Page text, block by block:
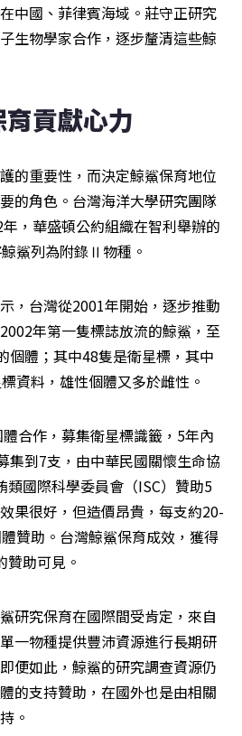
中國、菲律賓海域。莊守正研究
生物學家合作，逐步釐清這些鯨
貢獻心力
的重要性，而決定鯨鯊保育地位
的角色。台灣海洋大學研究團隊
，華盛頓公約組織在智利舉辦的
鯊列為附錄Ⅱ物種。
，台灣從2001年開始，逐步推動
年第一隻標誌放流的鯨鯊，至
個體；其中48隻是衛星標，其中
資料，雄性個體又多於雌性。
合作，募集衛星標識籤，5年內
集到7支，由中華民國關懷生命協
類國際科學委員會（ISC）贊助5
果很好，但造價昂貴，每支約20-
贊助。台灣鯨鯊保育成效，獲得
贊助可見。
研究保育在國際間受肯定，來自
一物種提供豐沛資源進行長期研
便如此，鯨鯊的研究調查資源仍
的支持贊助，在國外也是由相關
。